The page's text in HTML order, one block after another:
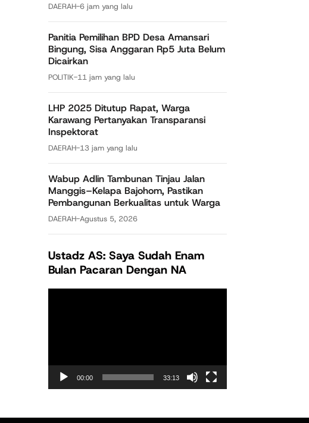
DAERAH-6 jam yang lalu
Panitia Pemilihan BPD Desa Amansari
Bingung, Sisa Anggaran Rp5 Juta Belum
Dicairkan
POLITIK-11 jam yang lalu
LHP 2025 Ditutup Rapat, Warga
Karawang Pertanyakan Transparansi
Inspektorat
DAERAH-13 jam yang lalu
Wabup Adlin Tambunan Tinjau Jalan
Manggis–Kelapa Bajohom, Pastikan
Pembangunan Berkualitas untuk Warga
DAERAH-Agustus 5, 2026
Ustadz AS: Saya Sudah Enam
Bulan Pacaran Dengan NA
00:00 33:13